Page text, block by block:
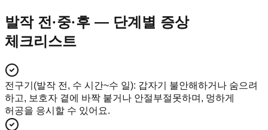
발작 전·중·후 — 단계별 증상
체크리스트
전구기(발작 전, 수 시간~수 일): 갑자기 불안해하거나 숨으려
하고, 보호자 곁에 바짝 붙거나 안절부절못하며, 멍하게
허공을 응시할 수 있어요.